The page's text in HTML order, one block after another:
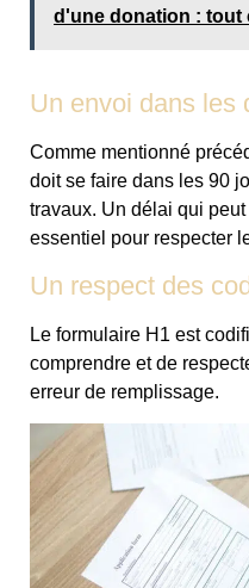
d'une donation : tout
Un envoi dans les
Comme mentionné
doit se faire dans les 90
travaux. Un délai qui
essentiel pour respecter
Un respect des
Le formulaire H1 est
comprendre et de
erreur de remplissage.